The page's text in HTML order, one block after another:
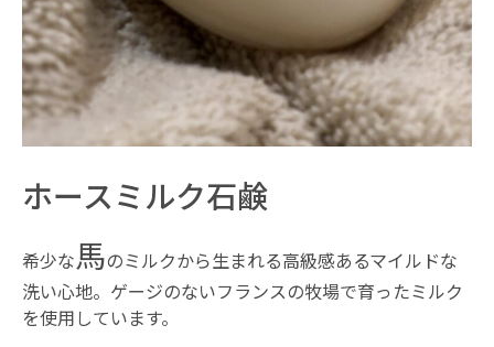
ホースミルク石鹸
希少な馬のミルクから生まれる高級感あるマイルドな
洗い心地。ゲージのないフランスの牧場で育ったミルク
を使用しています。